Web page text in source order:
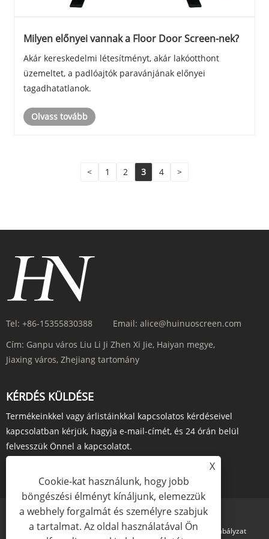
Milyen előnyei vannak a Floor Door Screen-nek?
Akár kereskedelmi létesítményt, akár lakóotthont
üzemeltet, a padlóajtók paravánjának előnyei
tagadhatatlanok.
Olvass tovább
< 1 2 3 4 >
Tel: +86-15355830388 Email: alice@huinuoscreen.com
Cím: Ganpu város Liu Li Ji Zhen Xi Jie, Haiyan megye,
Jiaxing város, Zhejiang tartomány
KÉRDÉS KÜLDÉSE
Termékeinkkel vagy árlistáinkkal kapcsolatos kérdéseivel
kapcsolatban kérjük, hagyja e-mail-címét, és 24 órán belül
felvesszük Önnel a kapcsolatot.
Links Sitemap RSS XML Adatvédelmi szabályzat
X
Cookie-kat használunk, hogy jobb
böngészési élményt kínáljunk, elemezzük
a webhely forgalmát és személyre szabjuk
a tartalmat. Az oldal használatával Ön